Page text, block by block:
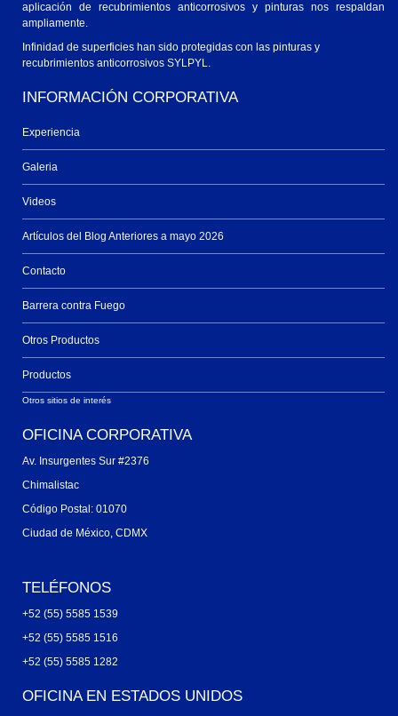
aplicación de recubrimientos anticorrosivos y pinturas nos respaldan
ampliamente.
Infinidad de superficies han sido protegidas con las pinturas y
recubrimientos anticorrosivos SYLPYL.
INFORMACIÓN CORPORATIVA
Experiencia
Galeria
Videos
Artículos del Blog Anteriores a mayo 2026
Contacto
Barrera contra Fuego
Otros Productos
Productos
Otros sitios de interés
OFICINA CORPORATIVA
Av. Insurgentes Sur #2376
Chimalistac
Código Postal: 01070
Ciudad de México, CDMX
TELÉFONOS
+52 (55) 5585 1539
+52 (55) 5585 1516
+52 (55) 5585 1282
OFICINA EN ESTADOS UNIDOS